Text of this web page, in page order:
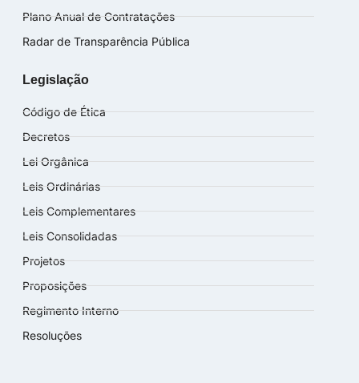
Plano Anual de Contratações
Radar de Transparência Pública
Legislação
Código de Ética
Decretos
Lei Orgânica
Leis Ordinárias
Leis Complementares
Leis Consolidadas
Projetos
Proposições
Regimento Interno
Resoluções